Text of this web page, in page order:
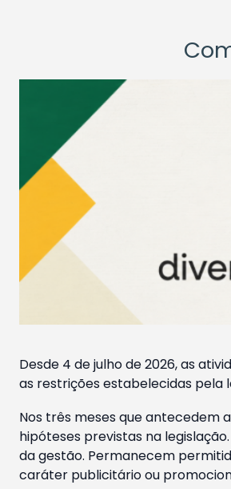
Desde 4 de julho de 2026, as
as restrições estabelecidas pela
Nos três meses que antecedem
hipóteses previstas na
da gestão. Permanecem
caráter publicitário ou